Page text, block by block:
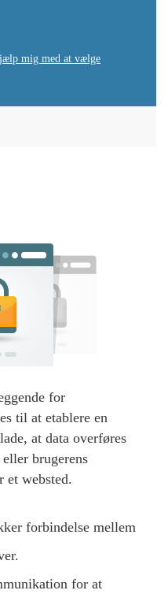
mig med at vælge
for
til at etablere en
at data overføres
brugerens
et websted.
forbindelse mellem
for at